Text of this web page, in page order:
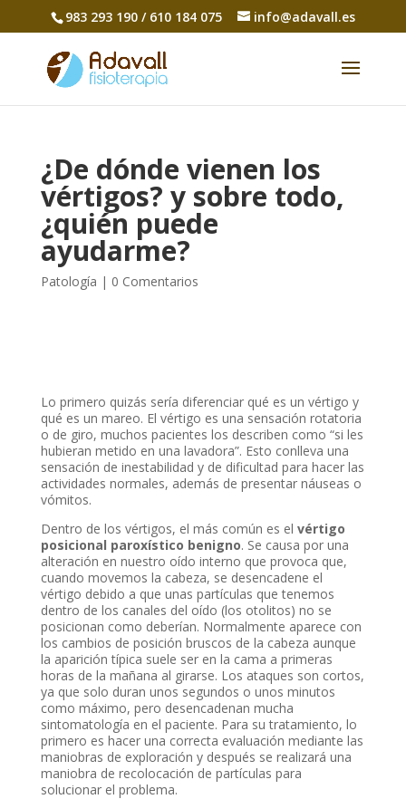
983 293 190 / 610 184 075 info@adavall.es
¿De dónde vienen los
vértigos? y sobre todo,
¿quién puede
ayudarme?
Patología | 0 Comentarios
Lo primero quizás sería diferenciar qué es un vértigo y
qué es un mareo. El vértigo es una sensación rotatoria
o de giro, muchos pacientes los describen como “si les
hubieran metido en una lavadora”. Esto conlleva una
sensación de inestabilidad y de dificultad para hacer las
actividades normales, además de presentar náuseas o
vómitos.
Dentro de los vértigos, el más común es el vértigo
posicional paroxístico benigno. Se causa por una
alteración en nuestro oído interno que provoca que,
cuando movemos la cabeza, se desencadene el
vértigo debido a que unas partículas que tenemos
dentro de los canales del oído (los otolitos) no se
posicionan como deberían. Normalmente aparece con
los cambios de posición bruscos de la cabeza aunque
la aparición típica suele ser en la cama a primeras
horas de la mañana al girarse. Los ataques son cortos,
ya que solo duran unos segundos o unos minutos
como máximo, pero desencadenan mucha
sintomatología en el paciente. Para su tratamiento, lo
primero es hacer una correcta evaluación mediante las
maniobras de exploración y después se realizará una
maniobra de recolocación de partículas para
solucionar el problema.